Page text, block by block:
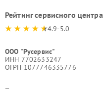
Рейтинг сервисного центра
4.9-5.0
ООО "Русервис"
ИНН 7702633247
ОГРН 1077746335776